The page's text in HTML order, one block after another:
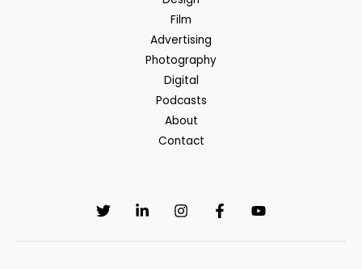
Film
Advertising
Photography
Digital
Podcasts
About
Contact